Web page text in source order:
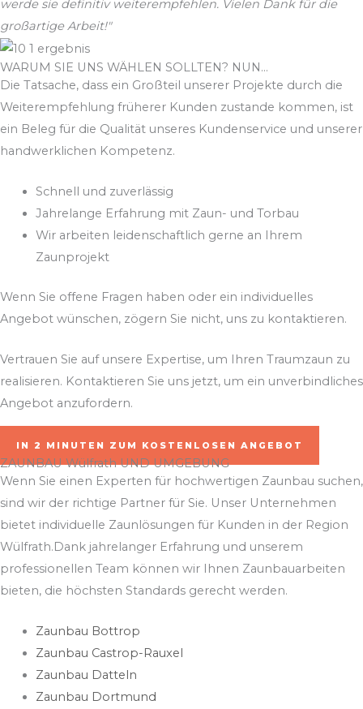
werde sie definitiv weiterempfehlen. Vielen Dank für die
großartige Arbeit!"
WARUM SIE UNS WÄHLEN SOLLTEN? NUN...
Die Tatsache, dass ein Großteil unserer Projekte durch die
Weiterempfehlung früherer Kunden zustande kommen, ist
ein Beleg für die Qualität unseres Kundenservice und unserer
handwerklichen Kompetenz.
Schnell und zuverlässig
Jahrelange Erfahrung mit Zaun- und Torbau
Wir arbeiten leidenschaftlich gerne an Ihrem
Zaunprojekt
Wenn Sie offene Fragen haben oder ein individuelles
Angebot wünschen, zögern Sie nicht, uns zu kontaktieren.
Vertrauen Sie auf unsere Expertise, um Ihren Traumzaun zu
realisieren. Kontaktieren Sie uns jetzt, um ein unverbindliches
Angebot anzufordern.
IN 2 MINUTEN ZUM KOSTENLOSEN ANGEBOT
ZAUNBAU Wülfrath UND UMGEBUNG
Wenn Sie einen Experten für hochwertigen Zaunbau suchen,
sind wir der richtige Partner für Sie. Unser Unternehmen
bietet individuelle Zaunlösungen für Kunden in der Region
Wülfrath.Dank jahrelanger Erfahrung und unserem
professionellen Team können wir Ihnen Zaunbauarbeiten
bieten, die höchsten Standards gerecht werden.
Zaunbau Bottrop
Zaunbau Castrop-Rauxel
Zaunbau Datteln
Zaunbau Dortmund